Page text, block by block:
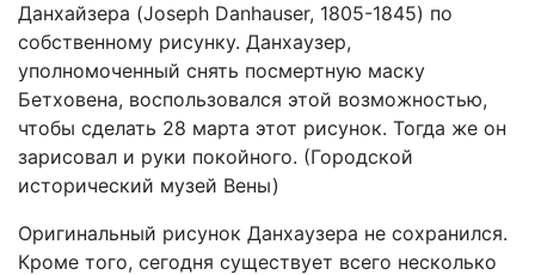
Данхайзера (Joseph Danhauser, 1805-1845) по
собственному рисунку. Данхаузер,
уполномоченный снять посмертную маску
Бетховена, воспользовался этой возможностью,
чтобы сделать 28 марта этот рисунок. Тогда же он
зарисовал и руки покойного. (Городской
исторический музей Вены)
Оригинальный рисунок Данхаузера не сохранился.
Кроме того, сегодня существует всего несколько